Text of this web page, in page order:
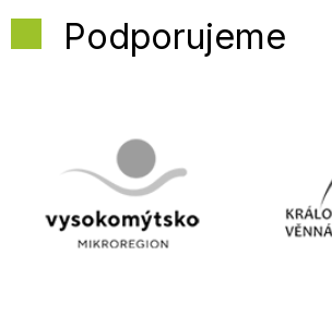
Podporujeme